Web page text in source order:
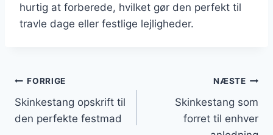
hurtig at forberede, hvilket gør den perfekt til
travle dage eller festlige lejligheder.
Indlægsnavigation
FORRIGE
Skinkestang opskrift til
den perfekte festmad
NÆSTE
Skinkestang som
forret til enhver